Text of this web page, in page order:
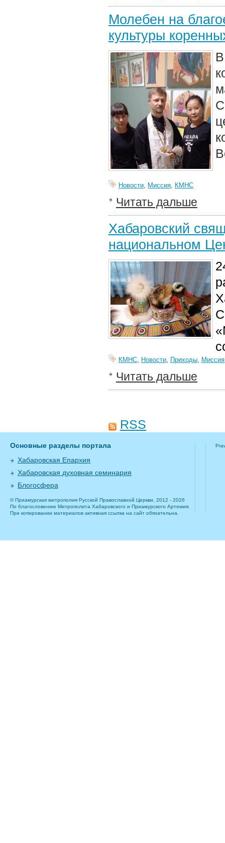
Молебен на
культуры
Новости, Миссия, КМНС
Читать дальше
Хабаровский
национальном
КМНС, Новости, Приходы, Миссия
Читать дальше
RSS
Основные разделы портала
Хабаровская Епархия
Хабаровская духовная семинария
Блогосфера
© Приамурская митрополия Русской Православной Церкви, 2012 - 2026
По благословению Митрополита Хабаровского и Приамурского Артемия.
При копировании материалов активная ссылка на сайт обязательна.